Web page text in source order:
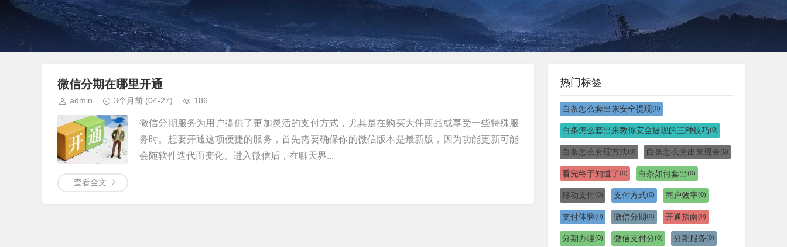
微信分期在哪里开通
admin 3个月前 (04-27) 186
微信分期服务为用户提供了更加灵活的支付方式，尤其是在购买大件商品或享受一些特殊服
务时。想要开通这项便捷的服务，首先需要确保你的微信版本是最新版，因为功能更新可能
会随软件迭代而变化。进入微信后，在聊天界...
查看全文
热门标签
白条怎么套出来安全提现(0)
白条怎么套出来教你安全提现的三种技巧(0)
白条怎么套现方法(0) 白条怎么套出来现金(0)
看完终于知道了(0) 白条如何套出(0)
移动支付(0) 支付方式(0) 商户效率(0)
支付体验(0) 微信分期(0) 开通指南(0)
分期办理(0) 微信支付分(0) 分期服务(0)